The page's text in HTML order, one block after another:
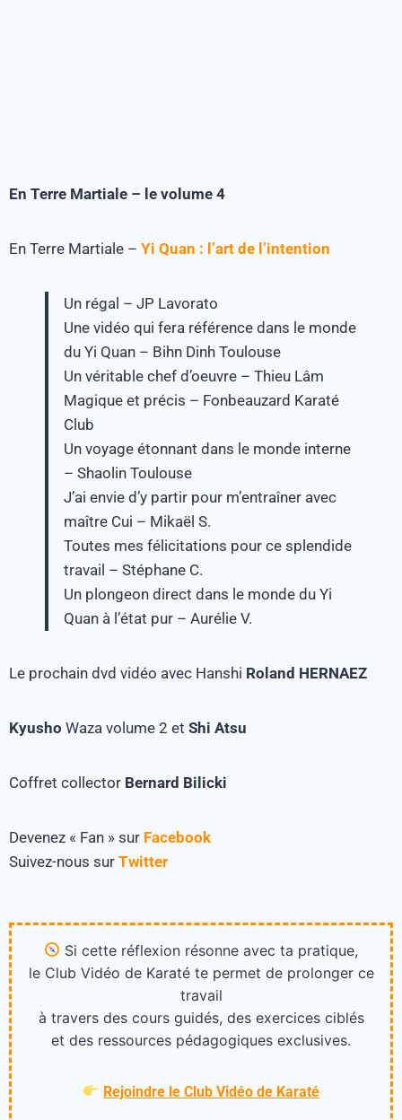
En Terre Martiale – le volume 4
En Terre Martiale – Yi Quan : l’art de l’intention
Un régal – JP Lavorato
Une vidéo qui fera référence dans le monde
du Yi Quan – Bihn Dinh Toulouse
Un véritable chef d’oeuvre – Thieu Lâm
Magique et précis – Fonbeauzard Karaté
Club
Un voyage étonnant dans le monde interne
– Shaolin Toulouse
J’ai envie d’y partir pour m’entraîner avec
maître Cui – Mikaël S.
Toutes mes félicitations pour ce splendide
travail – Stéphane C.
Un plongeon direct dans le monde du Yi
Quan à l’état pur – Aurélie V.
Le prochain dvd vidéo avec Hanshi Roland HERNAEZ
Kyusho Waza volume 2 et Shi Atsu
Coffret collector Bernard Bilicki
Devenez « Fan » sur Facebook
Suivez-nous sur Twitter
Si cette réflexion résonne avec ta pratique,
le Club Vidéo de Karaté te permet de prolonger ce
travail
à travers des cours guidés, des exercices ciblés
et des ressources pédagogiques exclusives.
Rejoindre le Club Vidéo de Karaté